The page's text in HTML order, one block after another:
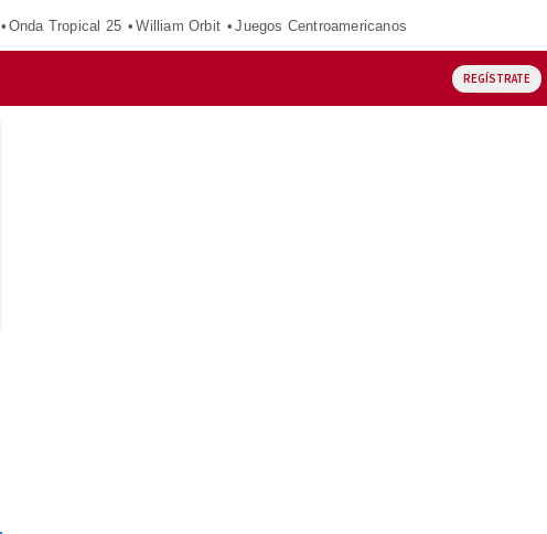
Onda Tropical 25 William Orbit Juegos Centroamericanos
REGÍSTRATE